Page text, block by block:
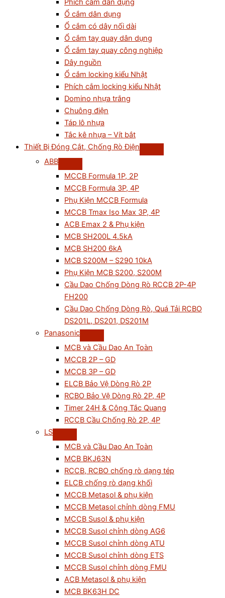
Phích cắm dân dụng
Ổ cắm dân dụng
Ổ cắm có dây nối dài
Ổ cắm tay quay dân dụng
Ổ cắm tay quay công nghiệp
Dây nguồn
Ổ cắm locking kiểu Nhật
Phích cắm locking kiểu Nhật
Domino nhựa trắng
Chuông điện
Táp lô nhựa
Tắc kê nhựa – Vít bắt
Thiết Bị Đóng Cắt, Chống Rò Điện
ABB
MCCB Formula 1P, 2P
MCCB Formula 3P, 4P
Phụ Kiện MCCB Formula
MCCB Tmax Iso Max 3P, 4P
ACB Emax 2 & Phụ kiện
MCB SH200L 4.5kA
MCB SH200 6kA
MCB S200M – S290 10kA
Phụ Kiện MCB S200, S200M
Cầu Dao Chống Dòng Rò RCCB 2P-4P
FH200
Cầu Dao Chống Dòng Rò, Quá Tải RCBO
DS201L, DS201, DS201M
Panasonic
MCB và Cầu Dao An Toàn
MCCB 2P – GD
MCCB 3P – GD
ELCB Bảo Vệ Dòng Rò 2P
RCBO Bảo Vệ Dòng Rò 2P, 4P
Timer 24H & Công Tắc Quang
RCCB Cầu Chống Rò 2P, 4P
LS
MCB và Cầu Dao An Toàn
MCB BKJ63N
RCCB, RCBO chống rò dạng tép
ELCB chống rò dạng khối
MCCB Metasol & phụ kiện
MCCB Metasol chỉnh dòng FMU
MCCB Susol & phụ kiện
MCCB Susol chỉnh dòng AG6
MCCB Susol chỉnh dòng ATU
MCCB Susol chỉnh dòng ETS
MCCB Susol chỉnh dòng FMU
ACB Metasol & phụ kiện
MCB BK63H DC